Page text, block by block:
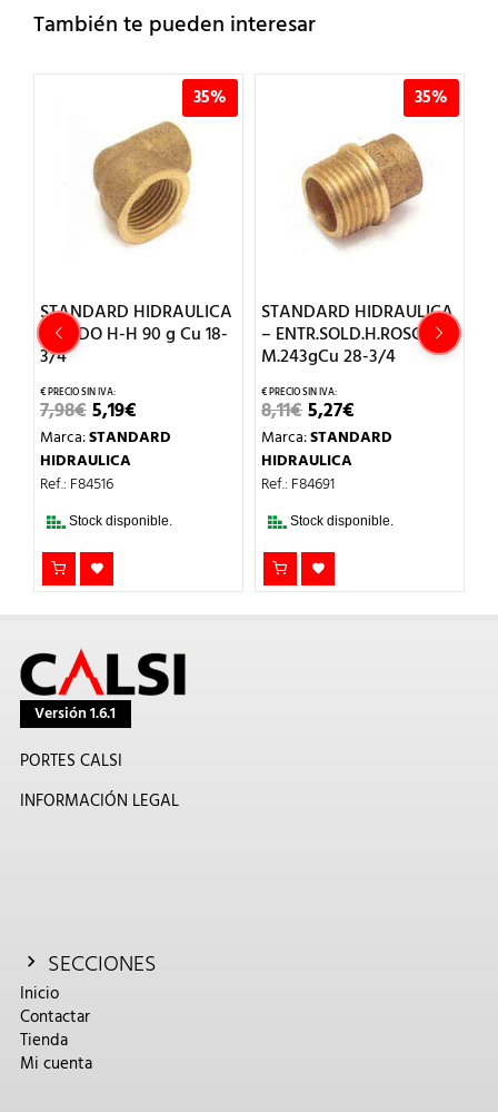
También te pueden interesar
35%
STANDARD HIDRAULICA
– CODO H-H 90 g Cu 18-
3/4
7,98€EL
PRECIO
ORIGINAL
ERA:
7,98€.
5,19€PRECIO
ACTUAL
Marca:STANDARD
HIDRAULICA
Ref.: F84516
Stock disponible.
35%
STANDARD HIDRAULICA
– ENTR.SOLD.H.ROSCA
M.243gCu 28-3/4
8,11€EL
PRECIO
ORIGINAL
ERA:
8,11€.
5,27€PRECIO
ACTUAL
Marca:STANDARD
HIDRAULICA
Ref.: F84691
Stock disponible.
Versión 1.6.1
PORTES CALSI
INFORMACIÓN LEGAL
SECCIONES
Inicio
Contactar
Tienda
Mi cuenta